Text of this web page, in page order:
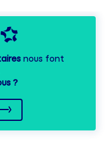
nous font
?